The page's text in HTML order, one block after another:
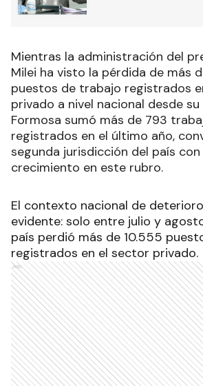
Mientras la administración del
Milei ha visto la pérdida de más
puestos de trabajo registrados
privado a nivel nacional desde su
Formosa sumó más de 793
registrados en el último año,
segunda jurisdicción del país
crecimiento en este rubro.
El contexto nacional de
evidente: solo entre julio y
país perdió más de 10.555
registrados en el sector privado.
Ads